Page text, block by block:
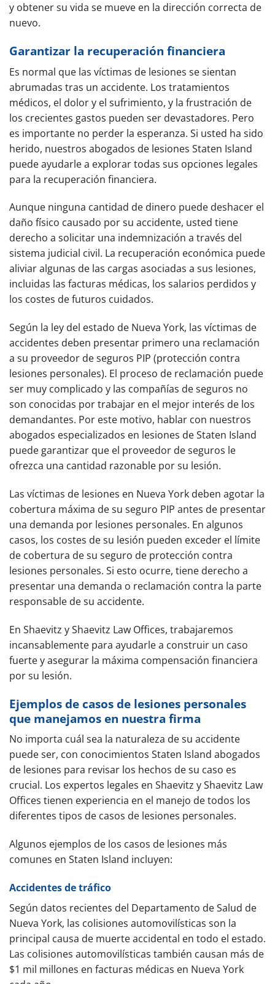
y obtener su vida se mueve en la dirección correcta de
nuevo.
Garantizar la recuperación financiera
Es normal que las víctimas de lesiones se sientan
abrumadas tras un accidente. Los tratamientos
médicos, el dolor y el sufrimiento, y la frustración de
los crecientes gastos pueden ser devastadores. Pero
es importante no perder la esperanza. Si usted ha sido
herido, nuestros abogados de lesiones Staten Island
puede ayudarle a explorar todas sus opciones legales
para la recuperación financiera.
Aunque ninguna cantidad de dinero puede deshacer el
daño físico causado por su accidente, usted tiene
derecho a solicitar una indemnización a través del
sistema judicial civil. La recuperación económica puede
aliviar algunas de las cargas asociadas a sus lesiones,
incluidas las facturas médicas, los salarios perdidos y
los costes de futuros cuidados.
Según la ley del estado de Nueva York, las víctimas de
accidentes deben presentar primero una reclamación
a su proveedor de seguros PIP (protección contra
lesiones personales). El proceso de reclamación puede
ser muy complicado y las compañías de seguros no
son conocidas por trabajar en el mejor interés de los
demandantes. Por este motivo, hablar con nuestros
abogados especializados en lesiones de Staten Island
puede garantizar que el proveedor de seguros le
ofrezca una cantidad razonable por su lesión.
Las víctimas de lesiones en Nueva York deben agotar la
cobertura máxima de su seguro PIP antes de presentar
una demanda por lesiones personales. En algunos
casos, los costes de su lesión pueden exceder el límite
de cobertura de su seguro de protección contra
lesiones personales. Si esto ocurre, tiene derecho a
presentar una demanda o reclamación contra la parte
responsable de su accidente.
En Shaevitz y Shaevitz Law Offices, trabajaremos
incansablemente para ayudarle a construir un caso
fuerte y asegurar la máxima compensación financiera
por su lesión.
Ejemplos de casos de lesiones personales
que manejamos en nuestra firma
No importa cuál sea la naturaleza de su accidente
puede ser, con conocimientos Staten Island abogados
de lesiones para revisar los hechos de su caso es
crucial. Los expertos legales en Shaevitz y Shaevitz Law
Offices tienen experiencia en el manejo de todos los
diferentes tipos de casos de lesiones personales.
Algunos ejemplos de los casos de lesiones más
comunes en Staten Island incluyen:
Accidentes de tráfico
Según datos recientes del Departamento de Salud de
Nueva York, las colisiones automovilísticas son la
principal causa de muerte accidental en todo el estado.
Las colisiones automovilísticas también causan más de
$1 mil millones en facturas médicas en Nueva York